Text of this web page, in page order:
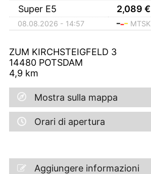
Super E5 2,089 €
08.08.2026 - 14:57 MTSK
ZUM KIRCHSTEIGFELD 3
14480 POTSDAM
4,9 km
Mostra sulla mappa
Orari di apertura
Aggiungere informazioni